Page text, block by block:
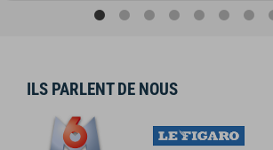
ILS PARLENT DE NOUS